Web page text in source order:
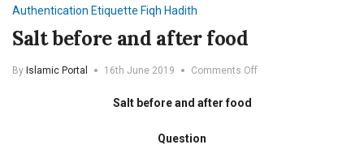
Authentication Etiquette Fiqh Hadith
Salt before and after food
By Islamic Portal 16th June 2019 Comments Offon
Salt before and after food
Question